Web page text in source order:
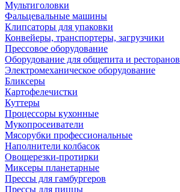
Мультиголовки
Фальцевальные машины
Клипсаторы для упаковки
Конвейеры, транспортеры, загрузчики
Прессовое оборудование
Оборудование для общепита и ресторанов
Электромеханическое оборудование
Бликсеры
Картофелечистки
Куттеры
Процессоры кухонные
Мукопросеиватели
Мясорубки профессиональные
Наполнители колбасок
Овощерезки-протирки
Миксеры планетарные
Прессы для гамбургеров
Прессы для пиццы